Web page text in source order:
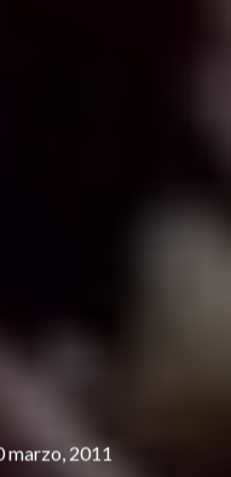
marzo, 2011